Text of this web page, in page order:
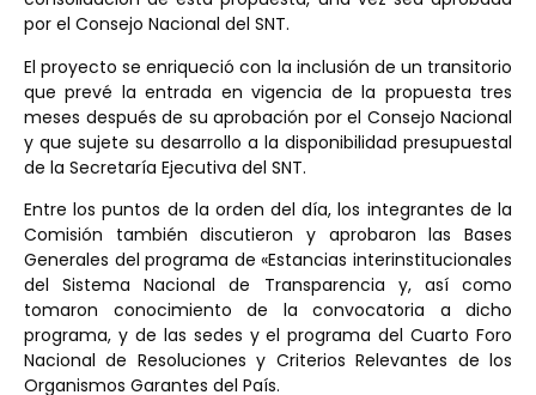
por el Consejo Nacional del SNT.
El proyecto se enriqueció con la inclusión de un transitorio
que prevé la entrada en vigencia de la propuesta tres
meses después de su aprobación por el Consejo Nacional
y que sujete su desarrollo a la disponibilidad presupuestal
de la Secretaría Ejecutiva del SNT.
Entre los puntos de la orden del día, los integrantes de la
Comisión también discutieron y aprobaron las Bases
Generales del programa de «Estancias interinstitucionales
del Sistema Nacional de Transparencia y, así como
tomaron conocimiento de la convocatoria a dicho
programa, y de las sedes y el programa del Cuarto Foro
Nacional de Resoluciones y Criterios Relevantes de los
Organismos Garantes del País.